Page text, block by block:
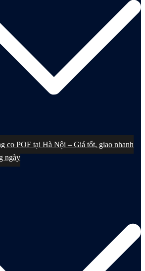
co POF tại Hà Nội – Giá tốt, giao nhanh
ngày